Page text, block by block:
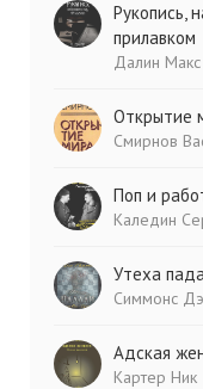
Рукопись,
прилавком
Далин Макс
Открытие
Смирнов
Поп и
Каледин
Утеха
Симмонс
Адская
Картер Ник